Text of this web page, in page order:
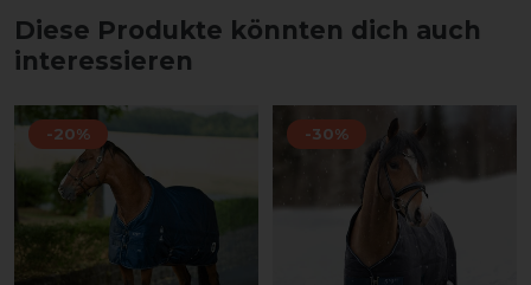
Diese Produkte könnten dich auch
interessieren
-20% -30%